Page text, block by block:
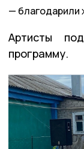
благодарили
Артисты
программу.